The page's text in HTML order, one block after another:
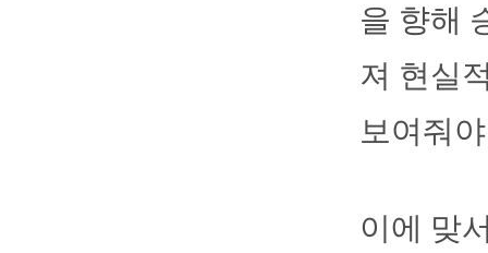
을 향해
져 현실
보여줘
이에 맞